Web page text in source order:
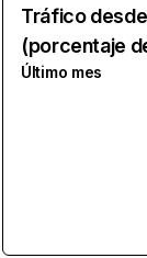
Tráfico
(porcentaje
Último mes